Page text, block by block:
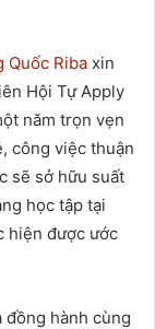
Quốc Riba xin
Hội Tự Apply
năm trọn vẹn
công việc thuận
sẽ sở hữu suất
học tập tại
hiện được ước
đồng hành cùng